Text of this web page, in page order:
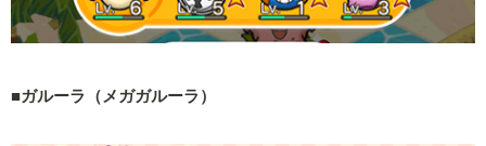
■ガルーラ（メガガルーラ）